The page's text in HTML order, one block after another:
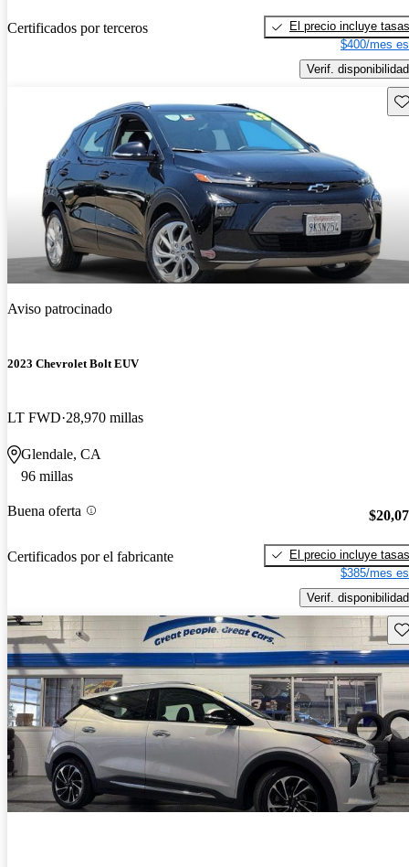
Certificados por terceros
El precio incluye tasas
$400/mes
Verif. disponibilidad
Aviso patrocinado
2023 Chevrolet Bolt EUV
LT FWD 28,970 millas
Glendale, CA
96 millas
Buena oferta
Certificados por el fabricante
El precio incluye tasas
$385/mes
Verif. disponibilidad